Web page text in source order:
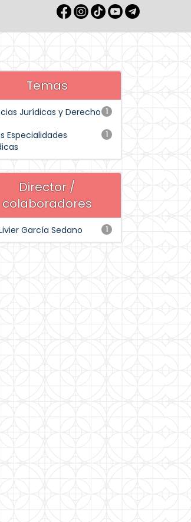
Temas
1
Jurídicas y Derecho
1
Especialidades
Director /
colaboradores
1
García Sedano